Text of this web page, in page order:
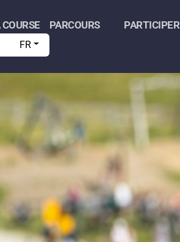
COURSE PARCOURS PARTICIPER
FR